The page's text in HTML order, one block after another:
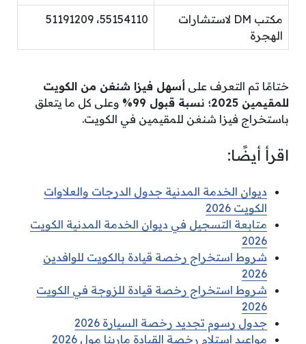
مكتب DM لاستشارات
الهجرة
55154110، 51191209
ختامًا تم التعرف على أسهل فيزا شنغن من الكويت
للمقيمين 2025؛ نسبة قبول 99%
وعلى كل ما يتعلق
باستخراج فيزا شنغن للمقيمين في الكويت.
اقرأ أيضًا:
ديوان الخدمة المدنية جدول الدرجات والعلاوات
الكويت 2026
متابعة التسجيل في ديوان الخدمة المدنية الكويت
2026
شروط استخراج رخصة قيادة بالكويت للوافدين
2026
شروط استخراج رخصة قيادة للزوجة في الكويت
2026
جدول رسوم تجديد رخصة السيارة 2026
مواعيد استلام رخصة القيادة مارينا مول 2026